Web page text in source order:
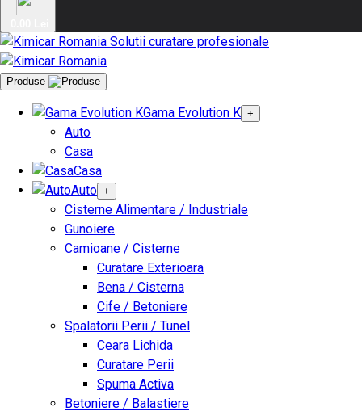
Produse
Gama Evolution K +
Auto
Casa
Casa
Auto +
Cisterne Alimentare / Industriale
Gunoiere
Camioane / Cisterne
Curatare Exterioara
Bena / Cisterna
Cife / Betoniere
Spalatorii Perii / Tunel
Ceara Lichida
Curatare Perii
Spuma Activa
Betoniere / Balastiere